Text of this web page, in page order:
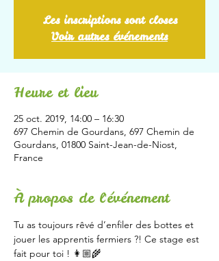
Les inscriptions sont closes
Voir autres événements
Heure et lieu
25 oct. 2019, 14:00 – 16:30
697 Chemin de Gourdans, 697 Chemin de
Gourdans, 01800 Saint-Jean-de-Niost,
France
À propos de l'événement
Tu as toujours rêvé d’enfiler des bottes et
jouer les apprentis fermiers ?! Ce stage est
fait pour toi ! 👩🏼‍🌾